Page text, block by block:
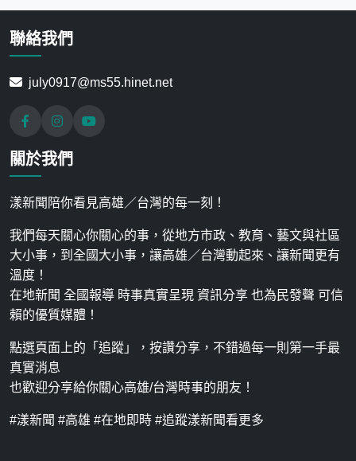
聯絡我們
july0917@ms55.hinet.net
關於我們
漾新聞陪你看見高雄／台灣的每一刻！
我們每天關心你關心的事，從地方市政、教育、藝文與社區
大小事，到全國大小事，讓高雄／台灣動起來、讓新聞更有
溫度！
在地新聞 全國報導 時事真實呈現 資訊分享 也為民發聲 可信
賴的優質媒體！
點選頁面上的「追蹤」，按讚分享，不錯過每一則第一手最
真實消息
也歡迎分享給你關心高雄/台灣時事的朋友！
#漾新聞 #高雄 #在地即時 #追蹤漾新聞看更多